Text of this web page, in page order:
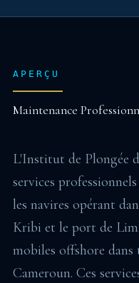
APERÇU
Maintenance
L'Institut de Plongée
services
les navires opérant
Kribi et le port de
mobiles offshore
Cameroun. Ces